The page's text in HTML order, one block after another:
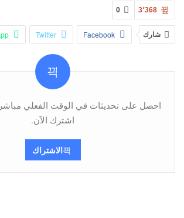
0 3٬368
شارك Facebook
Twitter
البريد الإلكتروني
احصل على تحديثات في الوقت الفعلي
اشترك الآن.
الاشتراك